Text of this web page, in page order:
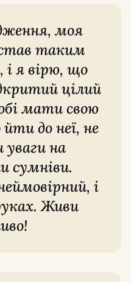
таким
я вірю, що
цілий
мати свою
до неї, не
на
сумніви.
і
Живи